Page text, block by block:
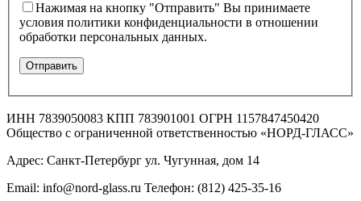
Нажимая на кнопку "Отправить" Вы принимаете
условия политики конфиденциальности в отношении
обработки персональных данных.
ИНН 7839050083 КПП 783901001 ОГРН 1157847450420
Общество с ограниченной ответственностью «НОРД-ГЛАСС»
Адрес: Санкт-Петербург ул. Чугунная, дом 14
Email: info@nord-glass.ru Телефон: (812) 425-35-16